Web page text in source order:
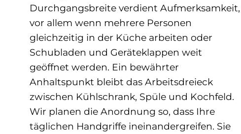
Durchgangsbreite verdient Aufmerksamkeit,
vor allem wenn mehrere Personen
gleichzeitig in der Küche arbeiten oder
Schubladen und Geräteklappen weit
geöffnet werden. Ein bewährter
Anhaltspunkt bleibt das Arbeitsdreieck
zwischen Kühlschrank, Spüle und Kochfeld.
Wir planen die Anordnung so, dass Ihre
täglichen Handgriffe ineinandergreifen. Sie